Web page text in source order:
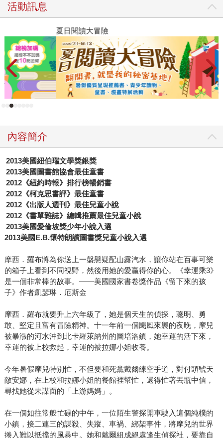
活動訊息
夏日閱讀大冒險
內容簡介
2013美國紐伯瑞文學獎銀獎
2013美國圖書館協會最佳童書
2012 《紐約時報》排行榜暢銷書
2012 《柯克思書評》最佳童書
2012 《出版人週刊》最佳兒童小說
2012 《書單雜誌》編輯推薦最佳兒童小說
2013美國愛倫坡獎少年小說入選
2013美國E.B.懷特朗讀圖書獎兒童小說入選
摩西．羅布將為你送上一盤懸疑配山露汽水，讓你站在百事可樂
的箱子上看到不同視野，然後用她的愛贏得你的心。《幸運乘3》
是一個非常棒的故事。——美國國家書卷獎作品《留下來的孩
子》作者凱瑟琳．厄斯金
摩西．羅布就要升上六年級了，她是個天生的偵探，聰明、勇
敢、堅定且富有冒險精神。十一年前一個颶風來襲的夜晚，摩兒
被暴漲的河水沖到北卡羅萊納州的圖培洛鎮，她幸運的活下來，
幸運的被上校救起，幸運的被拉娜小姐收養。
今年暑假摩兒特別忙，不但要和死黨戴爾練空手道，對付頭號天
敵安娜，在上校和拉娜小姐的餐館裡幫忙，還得忙著丟瓶中信，
尋找她從未謀面的「上游媽媽」。
在一個如往常般忙碌的中午，一位陌生警探開車駛入這個純樸的
小鎮，接二連三的謀殺、失蹤、車禍、綁架事件，將摩兒的世界
捲入難以抵擋的風暴中。她和戴爾組成絕處逢生偵探社，要靠自